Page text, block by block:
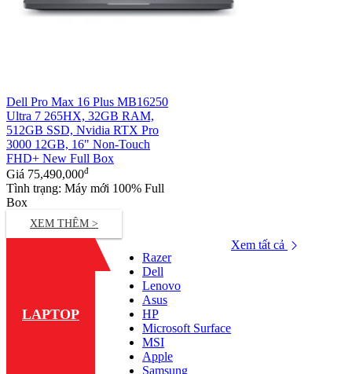
Dell Pro Max 16 Plus MB16250
Ultra 7 265HX, 32GB RAM,
512GB SSD, Nvidia RTX Pro
3000 12GB, 16" Non-Touch
FHD+ New Full Box
Giá 75,490,000đ
Tình trạng: Máy mới 100% Full
Box
XEM THÊM >
LAPTOP
Razer
Dell
Lenovo
Asus
HP
Microsoft Surface
MSI
Apple
Samsung
Xem tất cả